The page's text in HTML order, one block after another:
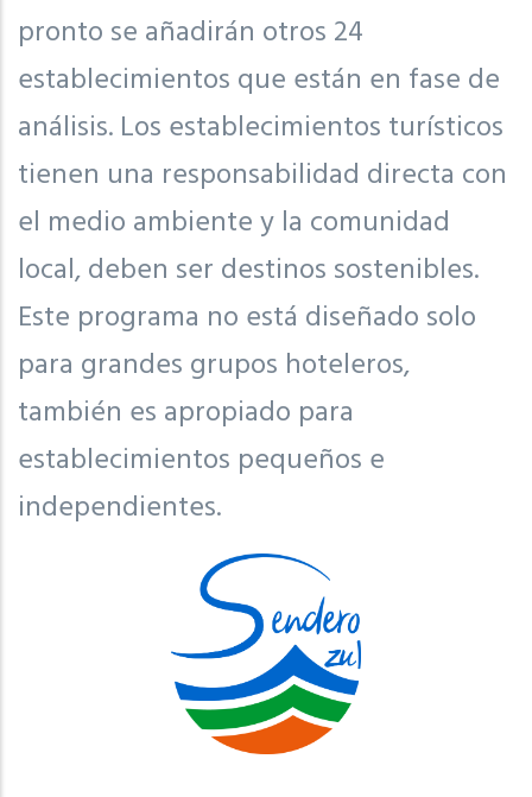
pronto se añadirán otros 24
establecimientos que están en fase de
análisis. Los establecimientos turísticos
tienen una responsabilidad directa con
el medio ambiente y la comunidad
local, deben ser destinos sostenibles.
Este programa no está diseñado solo
para grandes grupos hoteleros,
también es apropiado para
establecimientos pequeños e
independientes.